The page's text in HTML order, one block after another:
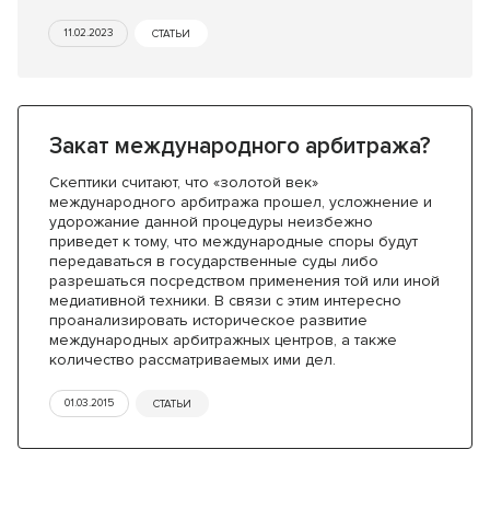
11.02.2023 СТАТЬИ
Закат международного арбитража?
Скептики считают, что «золотой век»
международного арбитража прошел, усложнение и
удорожание данной процедуры неизбежно
приведет к тому, что международные споры будут
передаваться в государственные суды либо
разрешаться посредством применения той или иной
медиативной техники. В связи с этим интересно
проанализировать историческое развитие
международных арбитражных центров, а также
количество рассматриваемых ими дел.
01.03.2015 СТАТЬИ